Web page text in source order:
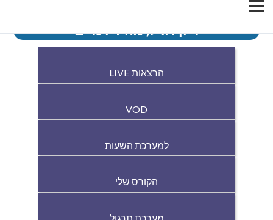
דיון רגיל, מהיר ועדים
הרצאות LIVE
VOD
למערכת השעות
הקורס שלי
מערכת תרגול